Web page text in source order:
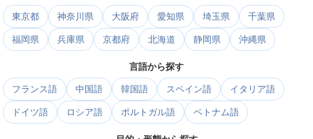
東京都 神奈川県 大阪府 愛知県 埼玉県 千葉県
福岡県 兵庫県 京都府 北海道 静岡県 沖縄県
言語から探す
フランス語 中国語 韓国語 スペイン語 イタリア語
ドイツ語 ロシア語 ポルトガル語 ベトナム語